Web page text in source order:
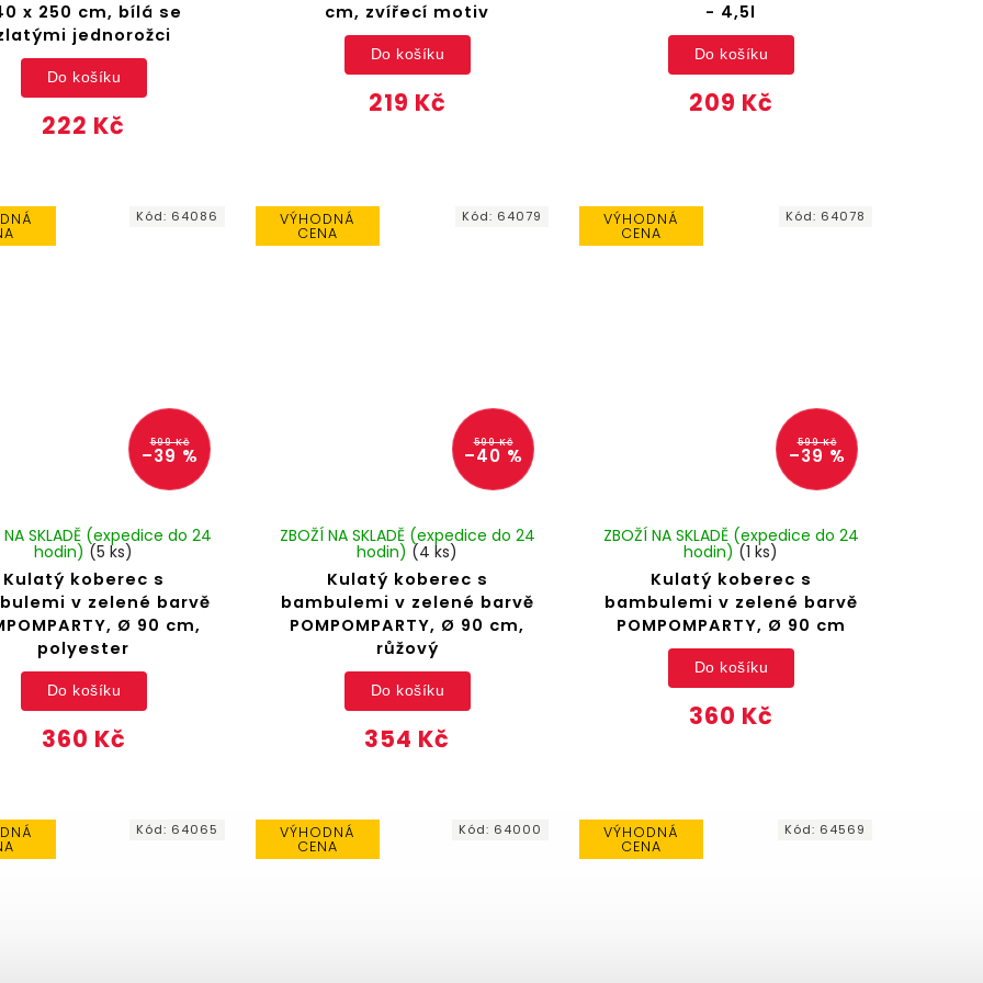
x 250 cm, bílá se
jednorožci
222 Kč
Do košíku
cm, zvířecí motiv
219 Kč
Do košíku
- 4,5l
209 Kč
Do košíku
599 Kč
–39 %
Kulatý koberec s
v zelené barvě
Ø 90 cm,
polyester
NA SKLADĚ (expedice do 24
hodin) (5 ks)
360 Kč
Do košíku
Kód: 64086 VÝHODNÁ
CENA
599 Kč
–40 %
Kulatý koberec s
bambulemi v zelené barvě
POMPOMPARTY, Ø 90 cm,
růžový
ZBOŽÍ NA SKLADĚ (expedice do 24
hodin) (4 ks)
354 Kč
Do košíku
Kód: 64079 VÝHODNÁ
CENA
599 Kč
–39 %
Kulatý koberec s
bambulemi v zelené barvě
POMPOMPARTY, Ø 90 cm
ZBOŽÍ NA SKLADĚ (expedice do 24
hodin)(1 ks)
360 Kč
Do košíku
Kód: 64078
Kód: 64065 VÝHODNÁ
CENA
Kód: 64000 VÝHODNÁ
CENA
Kód: 64569